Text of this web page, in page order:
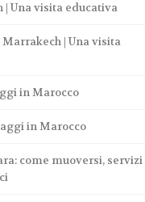
Una visita educativa
| Una visita
in Marocco
in Marocco
come muoversi, servizi